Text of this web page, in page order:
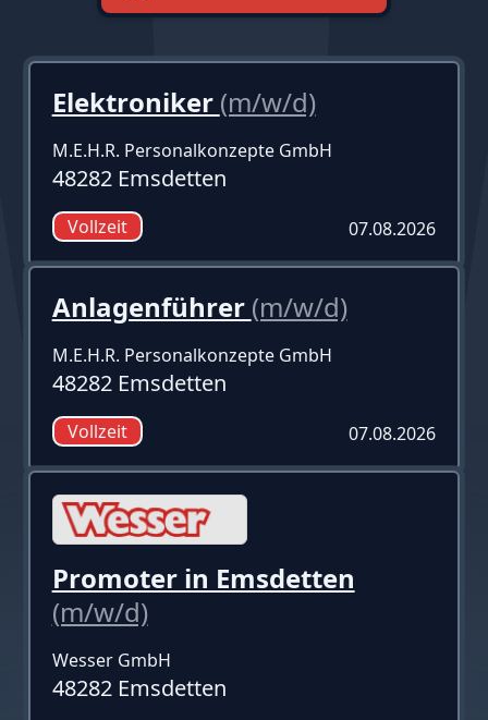
Elektroniker (m/w/d)
M.E.H.R. Personalkonzepte GmbH
48282 Emsdetten
Vollzeit 07.08.2026
Anlagenführer (m/w/d)
M.E.H.R. Personalkonzepte GmbH
48282 Emsdetten
Vollzeit 07.08.2026
Promoter in Emsdetten
(m/w/d)
Wesser GmbH
48282 Emsdetten